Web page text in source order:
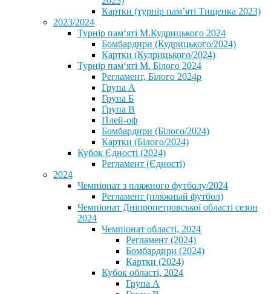
Картки (турнір пам’яті Тищенка 2023)
2023/2024
⁨Турнір пам‘яті М.Кудрицького 2024
Бомбардири (Кудрицького/2024)
Картки (Кудрицького/2024)
⁨Турнір пам‘яті М. Білого 2024⁩
Регламент, Білого 2024р
Група А
Група Б
Група В
Плей-оф
Бомбардири (Білого/2024)
Картки (Білого/2024)
Кубок Єдності (2024)
Регламент (Єдності)
2024
Чемпіонат з пляжного футболу/2024
Регламент (пляжный футбол)
Чемпіонат Дніпропетровської області сезон
2024
Чемпіонат області, 2024
Регламент (2024)
Бомбардири (2024)
Картки (2024)
Кубок області, 2024
Група А